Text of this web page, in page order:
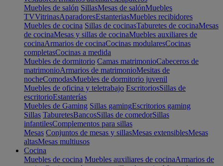
Muebles de salón SillasMesas de salónMuebles
TVVitrinasAparadoresEstanteriasMuebles recibidores
Muebles de cocina Sillas de cocinasTaburetes de cocinaMesas
de cocinaMesas y sillas de cocinaMuebles auxiliares de
cocinaArmarios de cocinaCocinas modularesCocinas
completasCocinas a medida
Muebles de dormitorio Camas matrimonioCabeceros de
matrimonioArmarios de matrimonioMesitas de
nocheComodasMuebles de dormitorio juvenil
Muebles de oficina y teletrabajo EscritoriosSillas de
escritorioEstanterías
Muebles de Gaming Sillas gamingEscritorios gaming
Sillas TaburetesBancosSillas de comedorSillas
infantilesComplementos para sillas
Mesas Conjuntos de mesas y sillasMesas extensiblesMesas
altasMesas multiusos
Cocina
Muebles de cocina Muebles auxiliares de cocinaArmarios de